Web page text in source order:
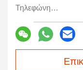
Τηλεφώνημα: